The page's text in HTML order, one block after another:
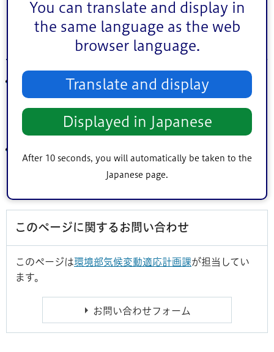
You can translate and display in
the same language as the web
browser language.
Translate and display
Displayed in Japanese
After 10 seconds, you will automatically be taken to the
Japanese page.
エコタウンえどがわ推進計画の二酸化炭素削減
2008（平成20）年度から2012（平成24）年度までの5
年間の平均で、エネルギー起源二酸化炭素を
2004年度比
6％（16万トン）削減
2017（平成29）年度にエネルギー起源二酸化炭素を
2004年度比14％（34万トン）削減
このページに関するお問い合わせ
このページは環境部気候変動適応計画課が担当してい
ます。